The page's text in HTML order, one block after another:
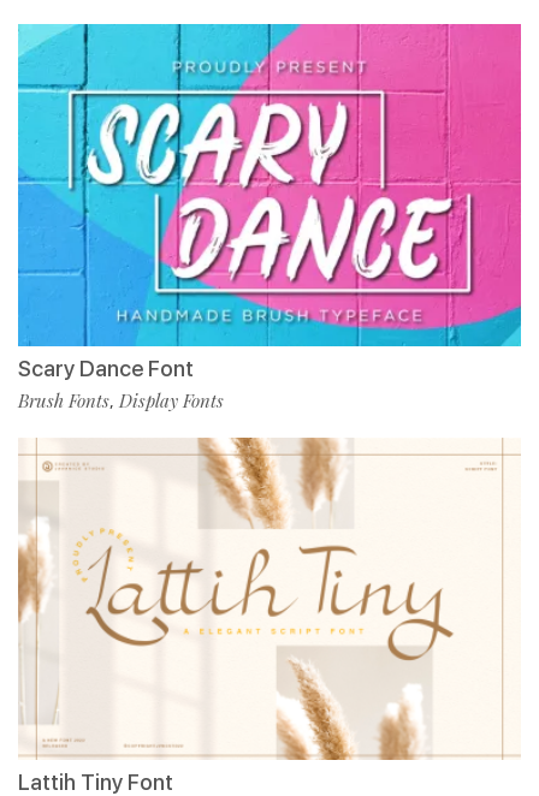
Scary Dance Font
Brush Fonts, Display Fonts
Lattih Tiny Font